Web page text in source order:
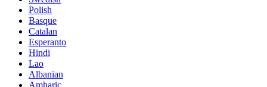
Polish
Basque
Catalan
Esperanto
Hindi
Lao
Albanian
Amharic